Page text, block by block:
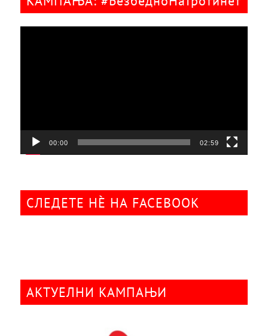
00:00 02:59
СЛЕДЕТЕ НÈ НА FACEBOOK
АКТУЕЛНИ КАМПАЊИ